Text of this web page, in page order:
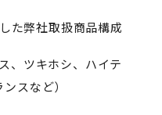
た弊社取扱商品構成
、ツキホシ、ハイテ
スなど）